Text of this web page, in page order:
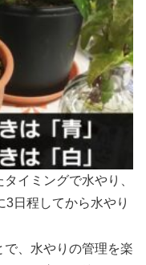
ミングで水やり、
日程してから水やり
、水やりの管理を楽